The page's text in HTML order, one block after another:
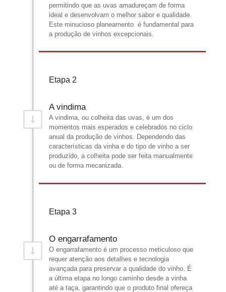
permitindo que as uvas amadureçam de forma
ideal e desenvolvam o melhor sabor e qualidade.
Este minucioso planeamento é fundamental para
a produção de vinhos excepcionais.
Etapa 2
A vindima
A vindima, ou colheita das uvas, é um dos
momentos mais esperados e celebrados no ciclo
anual da produção de vinhos. Dependendo das
características da vinha e do tipo de vinho a ser
produzido, a colheita pode ser feita manualmente
ou de forma mecanizada.
Etapa 3
O engarrafamento
O engarrafamento é um processo meticuloso que
requer atenção aos detalhes e tecnologia
avançada para preservar a qualidade do vinho. É
a última etapa no longo caminho desde a vinha
até a taça, garantindo que o produto final ofereça